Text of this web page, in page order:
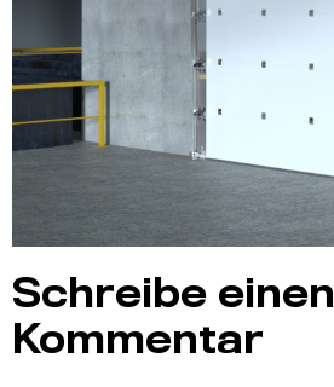
Schreibe einen
Kommentar